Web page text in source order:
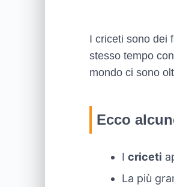
I criceti sono dei
stesso tempo
mondo ci sono
Ecco
Icriceti
La più